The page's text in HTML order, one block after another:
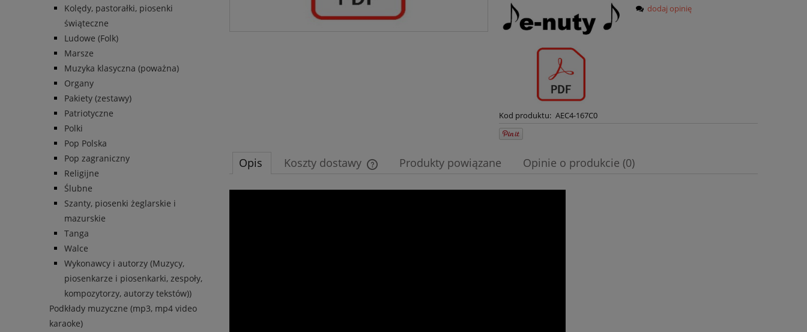
Kolędy, pastorałki, piosenki
świąteczne
Ludowe (Folk)
Marsze
Muzyka klasyczna (poważna)
Organy
Pakiety (zestawy)
Patriotyczne
Polki
Pop Polska
Pop zagraniczny
Religijne
Ślubne
Szanty, piosenki żeglarskie i
mazurskie
Tanga
Walce
Wykonawcy i autorzy (Muzycy,
piosenkarze i piosenkarki, zespoły,
kompozytorzy, autorzy tekstów))
Podkłady muzyczne (mp3, mp4 video
karaoke)
Kod produktu: AEC4-167C0
dodaj opinię
Opis Koszty dostawy Produkty powiązane Opinie o produkcie (0)